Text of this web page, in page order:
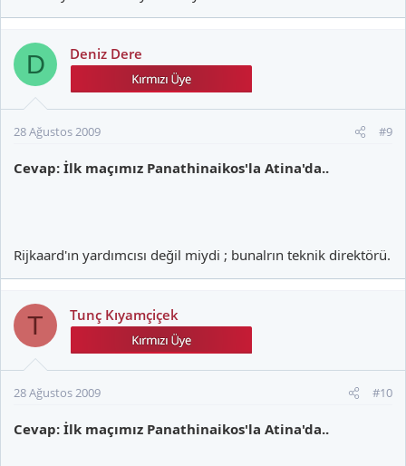
D Deniz Dere
28 Ağustos 2009 #9
Cevap: İlk maçımız Panathinaikos'la Atina'da..
Rijkaard'ın yardımcısı değil miydi ; bunalrın teknik direktörü.
T Tunç Kıyamçiçek
28 Ağustos 2009 #10
Cevap: İlk maçımız Panathinaikos'la Atina'da..